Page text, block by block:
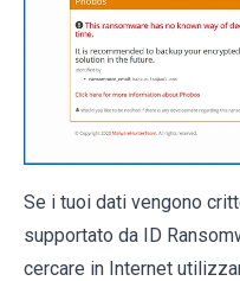
Se i tuoi dati vengono
supportato da ID
cercare in Internet